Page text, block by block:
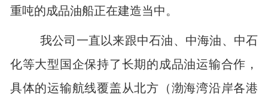
重吨的成品油船正在建造当中。
我公司一直以来跟中石油、中海油、中石
化等大型国企保持了长期的成品油运输合作，
具体的运输航线覆盖从北方（渤海湾沿岸各港